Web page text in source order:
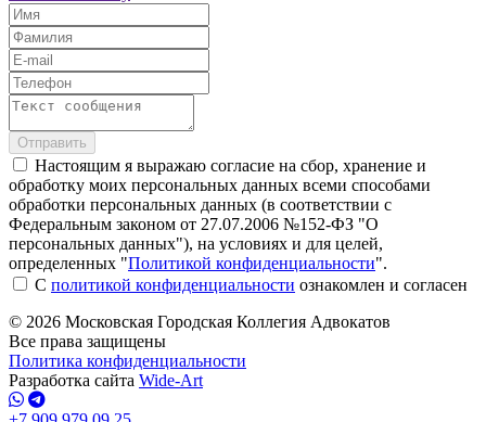
Отправить
Настоящим я выражаю согласие на сбор, хранение и
обработку моих персональных данных всеми способами
обработки персональных данных (в соответствии с
Федеральным законом от 27.07.2006 №152-ФЗ "О
персональных данных"), на условиях и для целей,
определенных "Политикой конфиденциальности".
С политикой конфиденциальности ознакомлен и согласен
© 2026 Московская Городская Коллегия Адвокатов
Все права защищены
Политика конфиденциальности
Разработка сайта Wide-Art